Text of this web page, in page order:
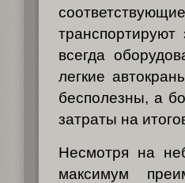
всегда
легкие
бесполезны, а
затраты на
Несмотря на
максимум